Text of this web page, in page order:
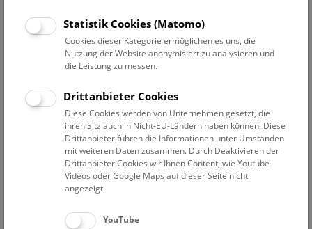
Datum auswählen
Erweiterte Suche
Filter zurücksetzen
3. März 2024
Bisher keine Ergebnisse. Dienstags ist das NHM Wien
in der Regel geschlossen. Ausnahmen finden sie
Statistik Cookies (Matomo)
Cookies dieser Kategorie ermöglichen es uns, die
Nutzung der Website anonymisiert zu analysieren und
die Leistung zu messen.
Drittanbieter Cookies
Diese Cookies werden von Unternehmen gesetzt, die
ihren Sitz auch in Nicht-EU-Ländern haben können. Diese
Drittanbieter führen die Informationen unter Umständen
mit weiteren Daten zusammen. Durch Deaktivieren der
Drittanbieter Cookies wir Ihnen Content, wie Youtube-
Videos oder Google Maps auf dieser Seite nicht
angezeigt.
YouTube